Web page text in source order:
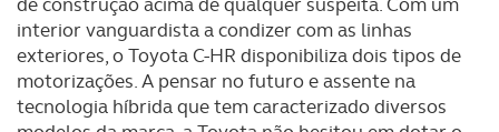
interior vanguardista a condizer com as linhas
exteriores, o Toyota C-HR disponibiliza dois tipos de
motorizações. A pensar no futuro e assente na
tecnologia híbrida que tem caracterizado diversos